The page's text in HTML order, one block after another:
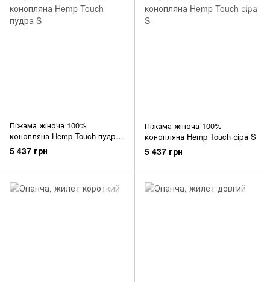
Піжама жіноча 100%
конопляна Hemp Touch пудра
S
5 437 грн
Піжама жіноча 100%
конопляна Hemp Touch сіра S
5 437 грн